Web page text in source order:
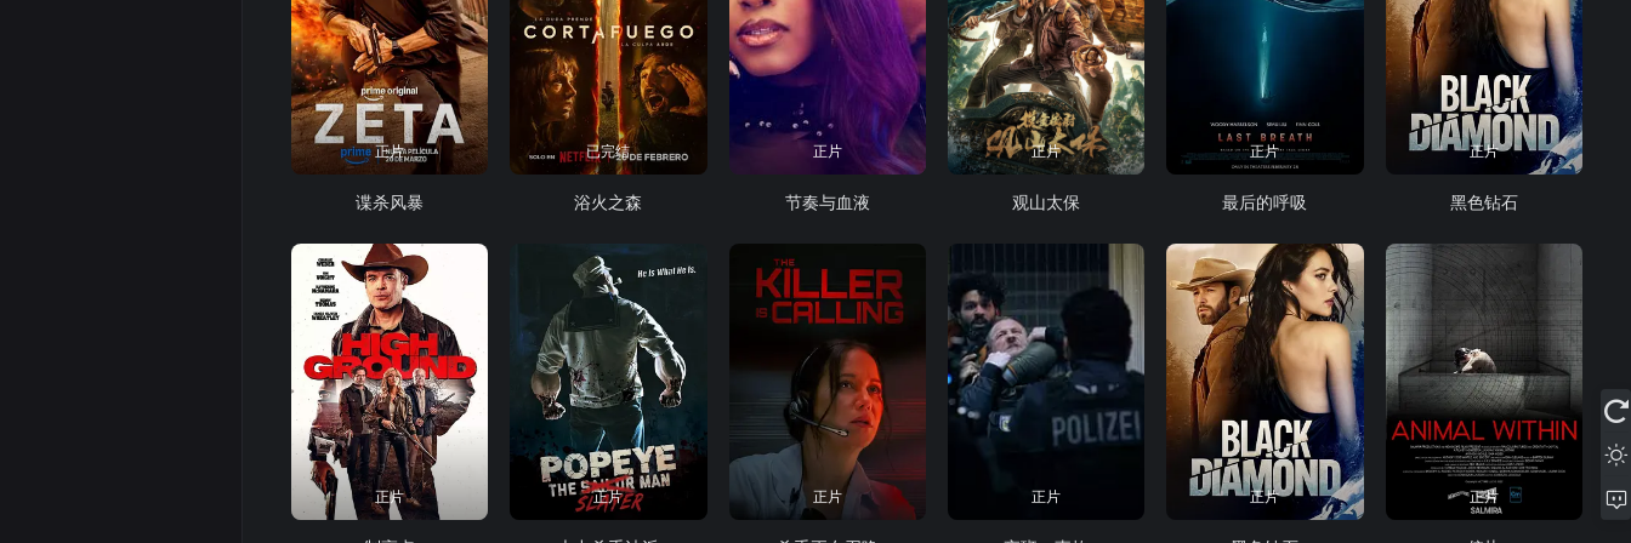
正片
谍杀风暴
已完结
浴火之森
正片
节奏与血液
正片
观山太保
正片
最后的呼吸
正片
黑色钻石
正片 正片 正片 正片 正片 正片